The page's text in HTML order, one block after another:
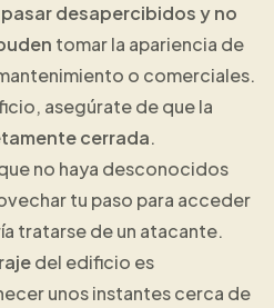
desapercibidos y no
tomar la apariencia de
o comerciales.
asegúrate de que la
cerrada.
no haya desconocidos
tu paso para acceder
tratarse de un atacante.
del edificio es
unos instantes cerca de